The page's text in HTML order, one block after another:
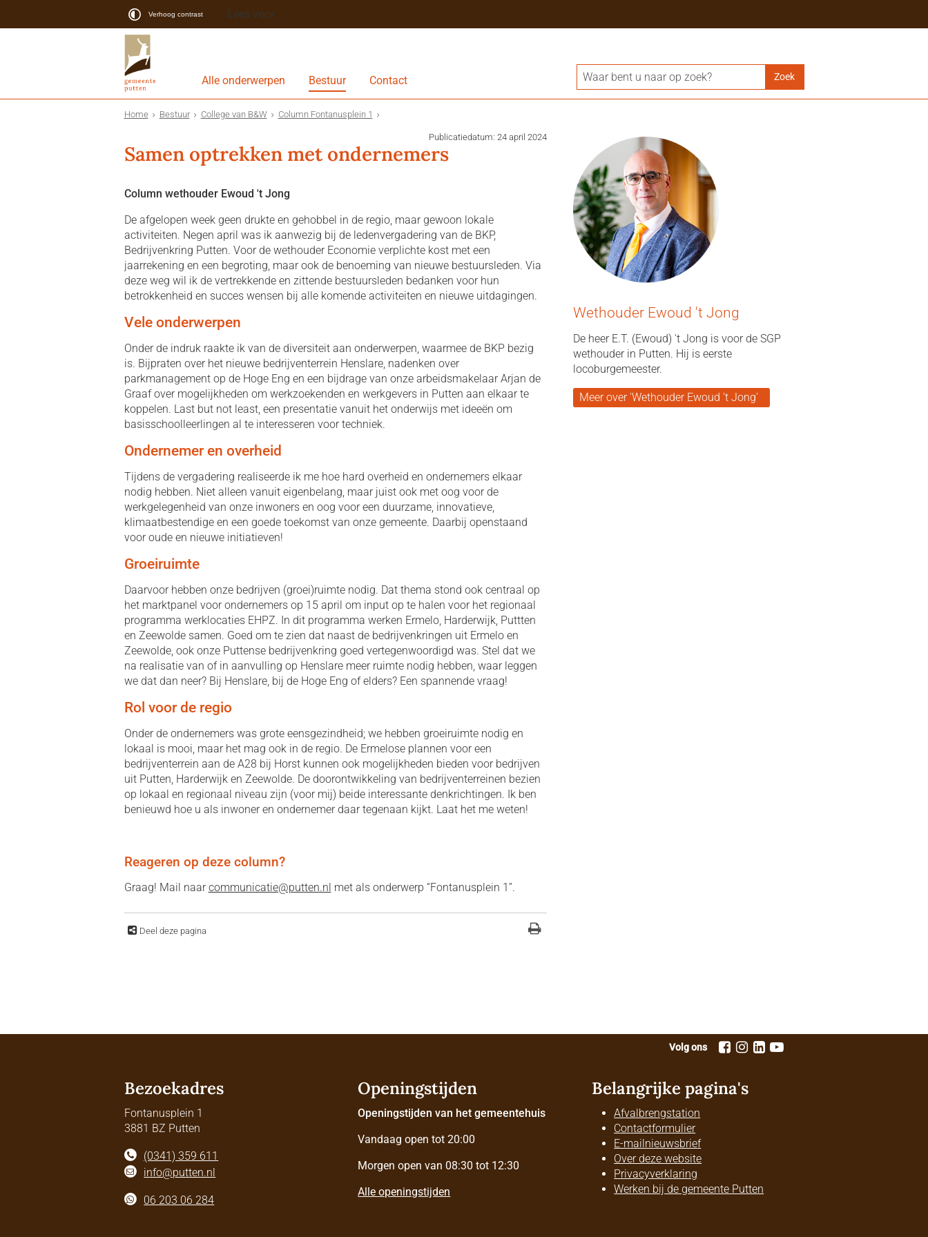
Verhoog contrast Lees voor
Alle onderwerpen Bestuur Contact
Home Bestuur College van B&W Column Fontanusplein 1
Samen optrekken met ondernemers
Column wethouder Ewoud 't Jong
De afgelopen week geen drukte en gehobbel in de regio, maar gewoon lokale
activiteiten. Negen april was ik aanwezig bij de ledenvergadering van de BKP,
Bedrijvenkring Putten. Voor de wethouder Economie verplichte kost met een
jaarrekening en een begroting, maar ook de benoeming van nieuwe bestuursleden. Via
deze weg wil ik de vertrekkende en zittende bestuursleden bedanken voor hun
betrokkenheid en succes wensen bij alle komende activiteiten en nieuwe uitdagingen.
Vele onderwerpen
Onder de indruk raakte ik van de diversiteit aan onderwerpen, waarmee de BKP bezig
is. Bijpraten over het nieuwe bedrijventerrein Henslare, nadenken over
parkmanagement op de Hoge Eng en een bijdrage van onze arbeidsmakelaar Arjan de
Graaf over mogelijkheden om werkzoekenden en werkgevers in Putten aan elkaar te
koppelen. Last but not least, een presentatie vanuit het onderwijs met ideeën om
basisschoolleerlingen al te interesseren voor techniek.
Ondernemer en overheid
Tijdens de vergadering realiseerde ik me hoe hard overheid en ondernemers elkaar
nodig hebben. Niet alleen vanuit eigenbelang, maar juist ook met oog voor de
werkgelegenheid van onze inwoners en oog voor een duurzame, innovatieve,
klimaatbestendige en een goede toekomst van onze gemeente. Daarbij openstaand
voor oude en nieuwe initiatieven!
Groeiruimte
Daarvoor hebben onze bedrijven (groei)ruimte nodig. Dat thema stond ook centraal op
het marktpanel voor ondernemers op 15 april om input op te halen voor het regionaal
programma werklocaties EHPZ. In dit programma werken Ermelo, Harderwijk, Puttten
en Zeewolde samen. Goed om te zien dat naast de bedrijvenkringen uit Ermelo en
Zeewolde, ook onze Puttense bedrijvenkring goed vertegenwoordigd was. Stel dat we
na realisatie van of in aanvulling op Henslare meer ruimte nodig hebben, waar leggen
we dat dan neer? Bij Henslare, bij de Hoge Eng of elders? Een spannende vraag!
Rol voor de regio
Onder de ondernemers was grote eensgezindheid; we hebben groeiruimte nodig en
lokaal is mooi, maar het mag ook in de regio. De Ermelose plannen voor een
bedrijventerrein aan de A28 bij Horst kunnen ook mogelijkheden bieden voor bedrijven
uit Putten, Harderwijk en Zeewolde. De doorontwikkeling van bedrijventerreinen bezien
op lokaal en regionaal niveau zijn (voor mij) beide interessante denkrichtingen. Ik ben
benieuwd hoe u als inwoner en ondernemer daar tegenaan kijkt. Laat het me weten!
Reageren op deze column?
Graag! Mail naarcommunicatie@putten.nl met als onderwerp “Fontanusplein 1”.
Deel deze pagina
Publicatiedatum: 24 april 2024
Wethouder Ewoud 't Jong
De heer E.T. (Ewoud) 't Jong is voor de SGP
wethouder in Putten. Hij is eerste
locoburgemeester.
Meer over 'Wethouder Ewoud 't Jong'
Volg ons
Bezoekadres
Fontanusplein 1
3881 BZ Putten
(0341) 359 611
info@putten.nl
06 203 06 284
Openingstijden
Openingstijden van het gemeentehuis
Vandaag open tot 20:00
Morgen open van 08:30 tot 12:30
Alle openingstijden
Belangrijke pagina's
Afvalbrengstation
Contactformulier
E-mailnieuwsbrief
Over deze website
Privacyverklaring
Werken bij de gemeente Putten